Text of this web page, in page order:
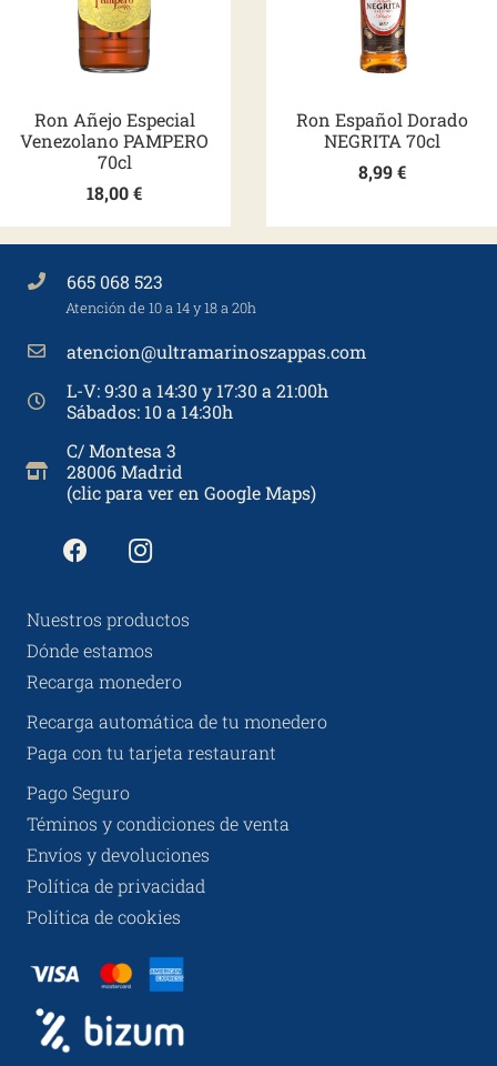
Ron Añejo Especial
Venezolano PAMPERO
70cl
18,00€
Ron Español Dorado
NEGRITA 70cl
8,99€
665 068 523
Atención de 10 a 14 y 18 a 20h
atencion@ultramarinoszappas.com
L-V: 9:30 a 14:30 y 17:30 a 21:00h
Sábados: 10 a 14:30h
C/ Montesa 3
28006 Madrid
(clic para ver en Google Maps)
Nuestros productos
Dónde estamos
Recarga monedero
Recarga automática de tu monedero
Paga con tu tarjeta restaurant
Pago Seguro
Téminos y condiciones de venta
Envíos y devoluciones
Política de privacidad
Política de cookies